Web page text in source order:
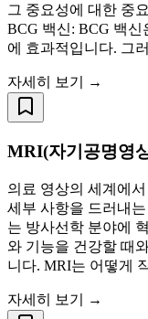
그 중요성에 대한 중
BCG 백신: BCG 백
에 효과적입니다. 그
자세히 보기 →
MRI(자기공명영
의료 영상의 세계에
세부 사항을 드러내
는 방사선학 분야에
와 기능을 건강할 때
니다. MRI는 어떻게
자세히 보기 →